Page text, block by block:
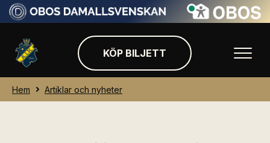
KÖP BILJETT
Hem Artiklar och nyheter